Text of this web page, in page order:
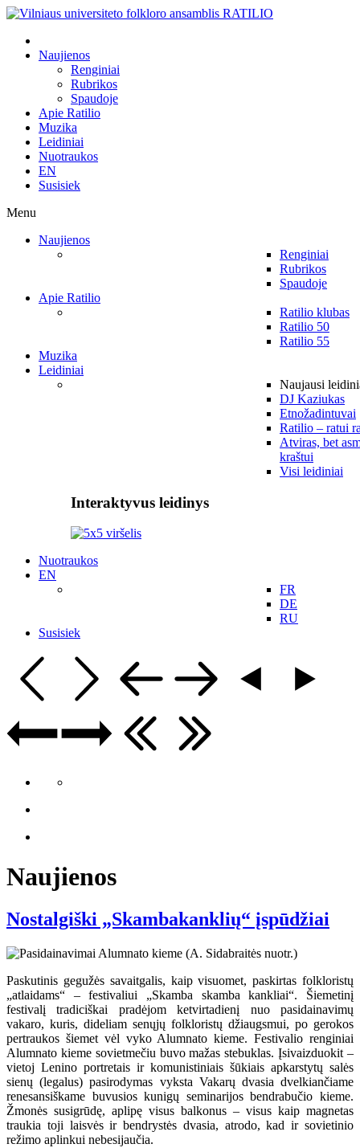
Naujienos
Renginiai
Rubrikos
Spaudoje
Apie Ratilio
Muzika
Leidiniai
Nuotraukos
EN
Susisiek
Menu
Naujienos
Renginiai
Rubrikos
Spaudoje
Apie Ratilio
Ratilio klubas
Ratilio 50
Ratilio 55
Muzika
Leidiniai
Naujausi
DJ Kaziukas
Etnožadintuvai
Ratilio – ratui
Atviras, bet
kraštui
Visi leidiniai
Interaktyvus leidinys
Nuotraukos
EN
FR
DE
RU
Susisiek
Naujienos
Nostalgiški „Skambakanklių“ įspūdžiai
Paskutinis gegužės savaitgalis, kaip visuomet, paskirtas folkloristų
„atlaidams“ – festivaliui „Skamba skamba kankliai“. Šiemetinį
festivalį tradiciškai pradėjom ketvirtadienį nuo pasidainavimų
vakaro, kuris, dideliam senųjų folkloristų džiaugsmui, po gerokos
pertraukos šiemet vėl vyko Alumnato kieme. Festivalio renginiai
Alumnato kieme sovietmečiu buvo mažas stebuklas. Įsivaizduokit –
vietoj Lenino portretais ir komunistiniais šūkiais apkarstytų salės
sienų (legalus) pasirodymas vyksta Vakarų dvasia dvelkiančiame
renesansiškame buvusios kunigų seminarijos bendrabučio kieme.
Žmonės susigrūdę, aplipę visus balkonus – visus kaip magnetas
traukia toji laisvės ir bendrystės dvasia, atrodo, kad ir sovietinio
režimo aplinkui nebesijaučia.